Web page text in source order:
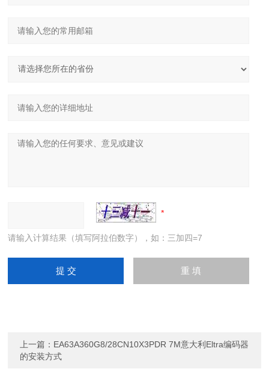
请输入计算结果（填写阿拉伯数字），如：三加四=7
上一篇： EA63A360G8/28CN10X3PDR 7M意大利Eltra编码器
的安装方式